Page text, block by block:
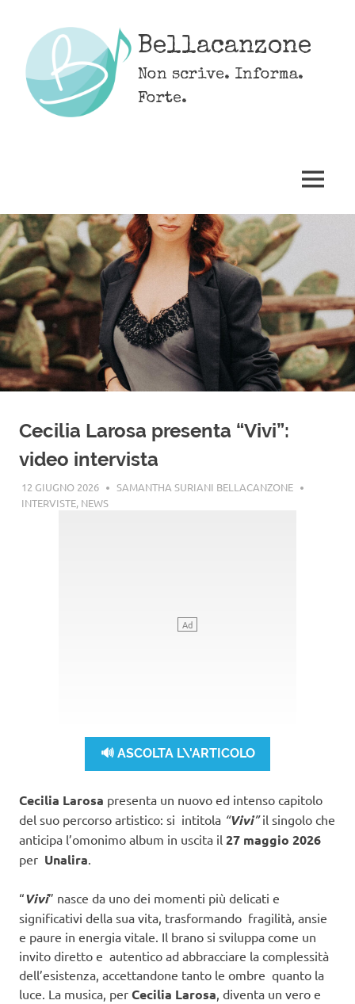
content
Bellacanzone
Non scrive. Informa.
Forte.
MENU
Cecilia Larosa presenta “Vivi”:
video intervista
12 GIUGNO 2026
SAMANTHA SURIANI BELLACANZONE
INTERVISTE, NEWS
🔊 ASCOLTA L\'ARTICOLO
Cecilia Larosa presenta un nuovo ed intenso capitolo
del suo percorso artistico: si intitola “Vivi”il singolo che
anticipa l’omonimo album in uscita il 27 maggio 2026
per Unalira
“Vivi” nasce da uno dei momenti più delicati e
significativi della sua vita, trasformando fragilità, ansie
e paure in energia vitale. Il brano si sviluppa come un
invito diretto e autentico ad abbracciare la complessità
dell’esistenza, accettandone tanto le ombre quanto la
luce. La musica, per Cecilia Larosa , diventa un vero e